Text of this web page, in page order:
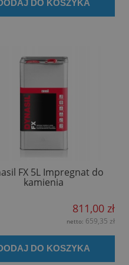
DO KOSZYKA
FX 5L Impregnat do
kamienia
811,00 zł
netto: 659,35 zł
DO KOSZYKA